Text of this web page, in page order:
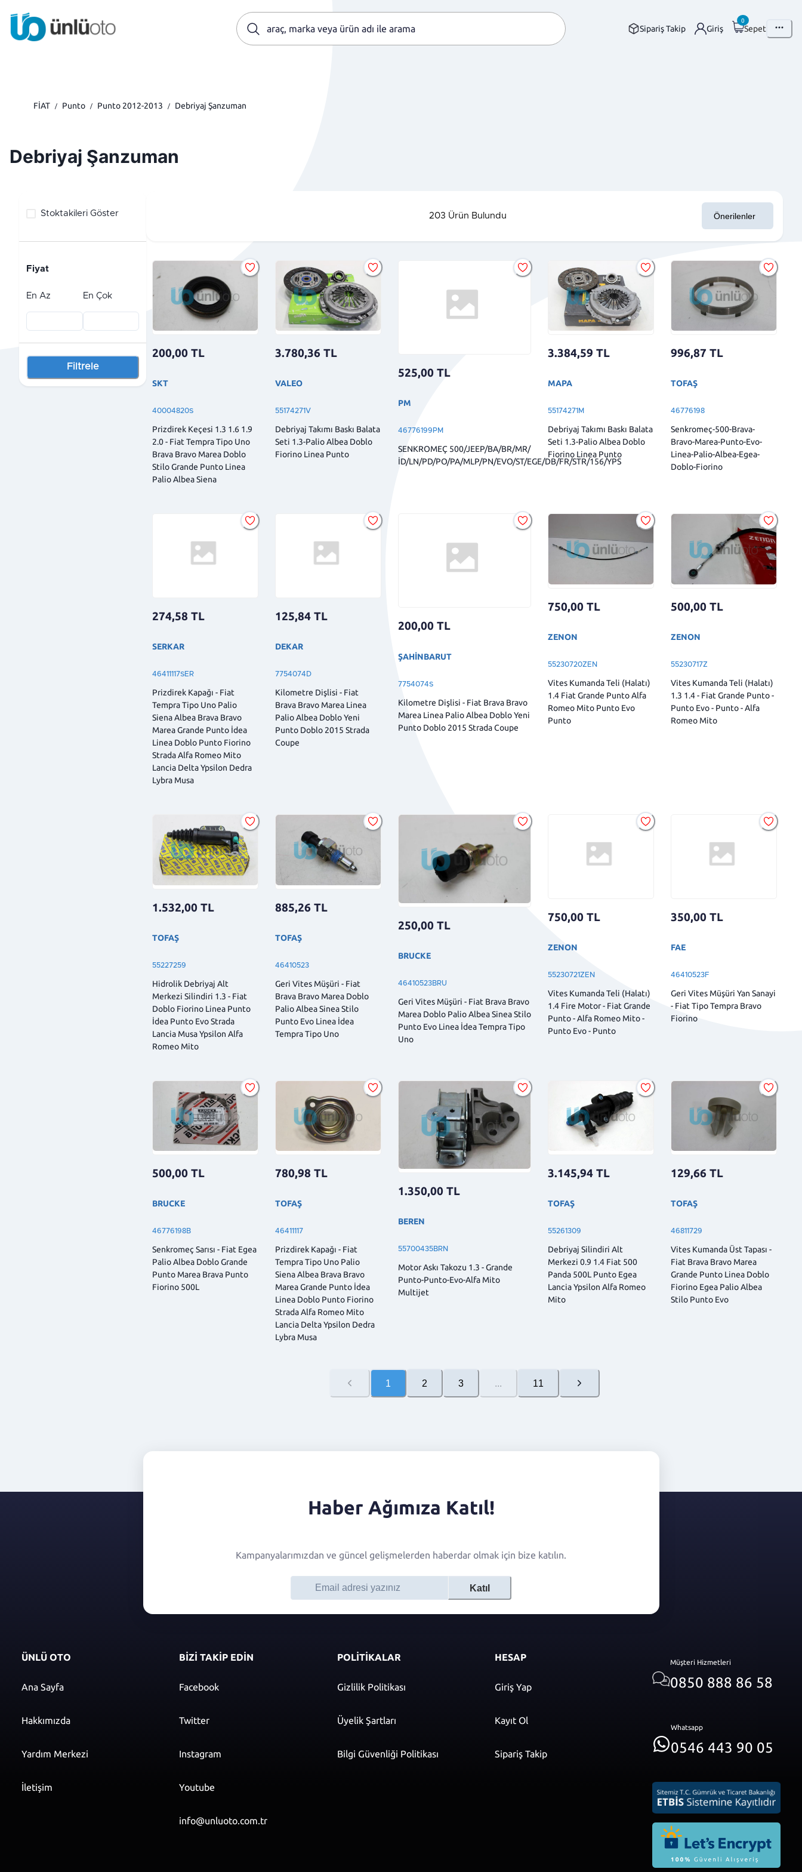
Sipariş Takip Giriş
0
Sepet
FİAT / Punto / Punto 2012-2013 / Debriyaj Şanzuman
Debriyaj Şanzuman
Stoktakileri Göster
Fiyat
En Az En Çok
Filtrele
203 Ürün Bulundu
200,00 TL
SKT
40004820S
Prizdirek Keçesi 1.3 1.6 1.9
2.0 - Fiat Tempra Tipo Uno
Brava Bravo Marea Doblo
Stilo Grande Punto Linea
Palio Albea Siena
3.780,36 TL
VALEO
55174271V
Debriyaj Takımı Baskı Balata
Seti 1.3-Palio Albea Doblo
Fiorino Linea Punto
525,00 TL
PM
46776199PM
SENKROMEÇ 500/JEEP/BA/BR/MR/
İD/LN/PD/PO/PA/MLP/PN/EVO/ST/EGE/DB/FR/STR/156/YPS
3.384,59 TL
MAPA
55174271M
Debriyaj Takımı Baskı Balata
Seti 1.3-Palio Albea Doblo
Fiorino Linea Punto
996,87 TL
TOFAŞ
46776198
Senkromeç-500-Brava-
Bravo-Marea-Punto-Evo-
Linea-Palio-Albea-Egea-
Doblo-Fiorino
274,58 TL
SERKAR
46411117SER
Prizdirek Kapağı - Fiat
Tempra Tipo Uno Palio
Siena Albea Brava Bravo
Marea Grande Punto İdea
Linea Doblo Punto Fiorino
Strada Alfa Romeo Mito
Lancia Delta Ypsilon Dedra
Lybra Musa
125,84 TL
DEKAR
7754074D
Kilometre Dişlisi - Fiat
Brava Bravo Marea Linea
Palio Albea Doblo Yeni
Punto Doblo 2015 Strada
Coupe
200,00 TL
ŞAHİNBARUT
7754074S
Kilometre Dişlisi - Fiat Brava Bravo
Marea Linea Palio Albea Doblo Yeni
Punto Doblo 2015 Strada Coupe
750,00 TL
ZENON
55230720ZEN
Vites Kumanda Teli (Halatı)
1.4 Fiat Grande Punto Alfa
Romeo Mito Punto Evo
Punto
500,00 TL
ZENON
55230717Z
Vites Kumanda Teli (Halatı)
1.3 1.4 - Fiat Grande Punto -
Punto Evo - Punto - Alfa
Romeo Mito
1.532,00 TL
TOFAŞ
55227259
Hidrolik Debriyaj Alt
Merkezi Silindiri 1.3 - Fiat
Doblo Fiorino Linea Punto
İdea Punto Evo Strada
Lancia Musa Ypsilon Alfa
Romeo Mito
885,26 TL
TOFAŞ
46410523
Geri Vites Müşüri - Fiat
Brava Bravo Marea Doblo
Palio Albea Sinea Stilo
Punto Evo Linea İdea
Tempra Tipo Uno
250,00 TL
BRUCKE
46410523BRU
Geri Vites Müşüri - Fiat Brava Bravo
Marea Doblo Palio Albea Sinea Stilo
Punto Evo Linea İdea Tempra Tipo
Uno
750,00 TL
ZENON
55230721ZEN
Vites Kumanda Teli (Halatı)
1.4 Fire Motor - Fiat Grande
Punto - Alfa Romeo Mito -
Punto Evo - Punto
350,00 TL
FAE
46410523F
Geri Vites Müşüri Yan Sanayi
- Fiat Tipo Tempra Bravo
Fiorino
500,00 TL
BRUCKE
46776198B
Senkromeç Sarısı - Fiat Egea
Palio Albea Doblo Grande
Punto Marea Brava Punto
Fiorino 500L
780,98 TL
TOFAŞ
46411117
Prizdirek Kapağı - Fiat
Tempra Tipo Uno Palio
Siena Albea Brava Bravo
Marea Grande Punto İdea
Linea Doblo Punto Fiorino
Strada Alfa Romeo Mito
Lancia Delta Ypsilon Dedra
Lybra Musa
1.350,00 TL
BEREN
55700435BRN
Motor Askı Takozu 1.3 - Grande
Punto-Punto-Evo-Alfa Mito
Multijet
3.145,94 TL
TOFAŞ
55261309
Debriyaj Silindiri Alt
Merkezi 0.9 1.4 Fiat 500
Panda 500L Punto Egea
Lancia Ypsilon Alfa Romeo
Mito
129,66 TL
TOFAŞ
46811729
Vites Kumanda Üst Tapası -
Fiat Brava Bravo Marea
Grande Punto Linea Doblo
Fiorino Egea Palio Albea
Stilo Punto Evo
1 2 3 ... 11
Haber Ağımıza Katıl!
Kampanyalarımızdan ve güncel gelişmelerden haberdar olmak için bize katılın.
Katıl
ÜNLÜ OTO
Ana Sayfa
Hakkımızda
Yardım Merkezi
İletişim
BİZİ TAKİP EDİN
Facebook
Twitter
Instagram
Youtube
info@unluoto.com.tr
POLİTİKALAR
Gizlilik Politikası
Üyelik Şartları
Bilgi Güvenliği Politikası
HESAP
Giriş Yap
Kayıt Ol
Sipariş Takip
Müşteri Hizmetleri
0850 888 86 58
Whatsapp
0546 443 90 05